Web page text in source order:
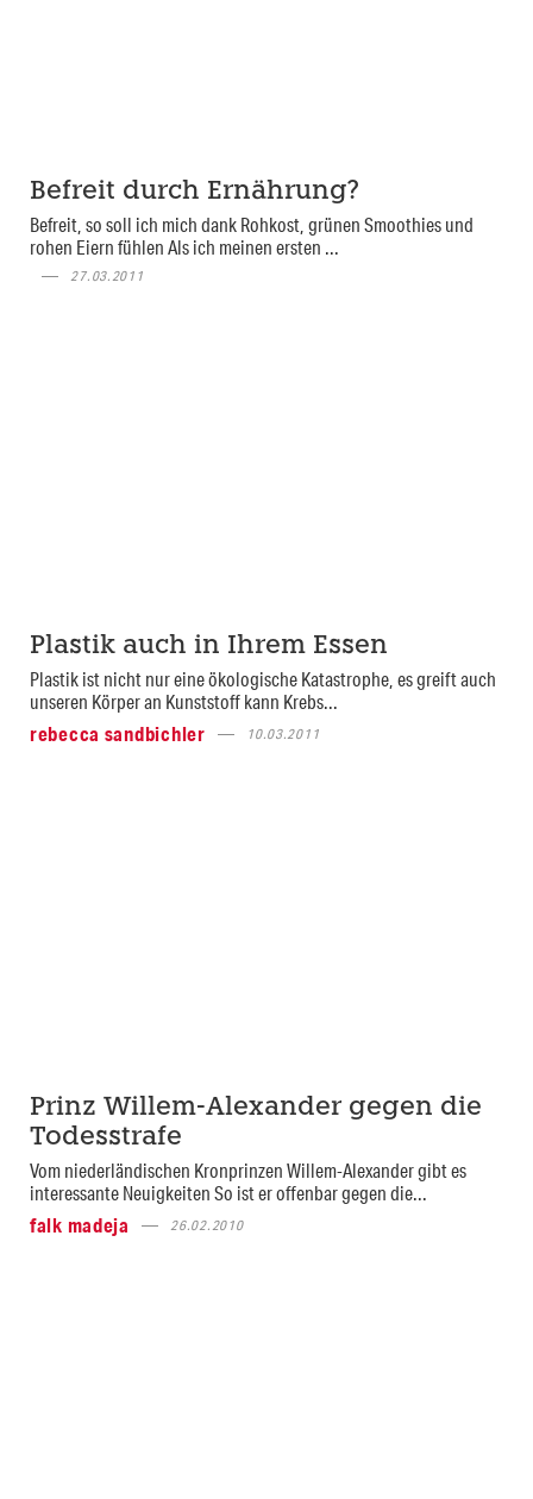
Befreit durch Ernährung?
Befreit, so soll ich mich dank Rohkost, grünen Smoothies und
rohen Eiern fühlen Als ich meinen ersten ...
27.03.2011
Plastik auch in Ihrem Essen
Plastik ist nicht nur eine ökologische Katastrophe, es greift auch
unseren Körper an Kunststoff kann Krebs...
rebecca sandbichler
10.03.2011
Prinz Willem-Alexander gegen die
Todesstrafe
Vom niederländischen Kronprinzen Willem-Alexander gibt es
interessante Neuigkeiten So ist er offenbar gegen die...
falk madeja
26.02.2010